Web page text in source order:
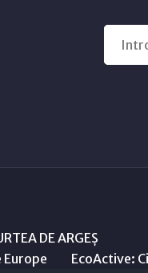
DE ARGEȘ
Europe EcoActive: